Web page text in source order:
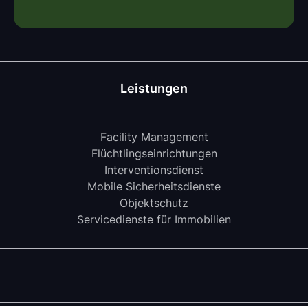
Leistungen
Facility Management
Flüchtlingseinrichtungen
Interventionsdienst
Mobile Sicherheitsdienste
Objektschutz
Servicedienste für Immobilien